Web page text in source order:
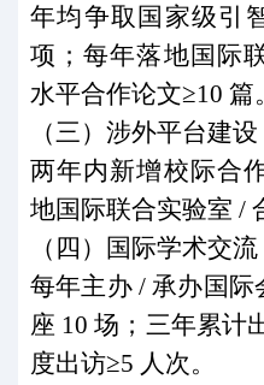
年均争取国家级引
项；每年落地国际
水平合作论文≥10 篇。
（三）涉外平台建设
两年内新增校际合
地国际联合实验室 /
（四）国际学术交流
每年主办/ 承办国际
座 10场；三年累计
度出访≥5 人次。